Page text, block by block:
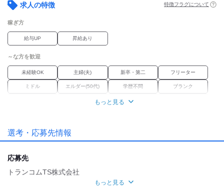
■家族手当
■退職金制度
■交通費規定支給
■車・バイク通勤OK
■オフィス内分煙・禁煙
（ゴールデンウィーク・夏季・年末年始）
■有給休暇
求人の特徴 特徴フラグについて
稼ぎ方
給与UP 昇給あり
～な方を歓迎
未経験OK 主婦(夫) 新卒・第二 フリーター
ミドル エルダー(50代) 学歴不問 ブランク
資格習得
職場環境
禁煙・分煙
もっと見る
選考・応募先情報
応募先
トランコムTS株式会社
もっと見る